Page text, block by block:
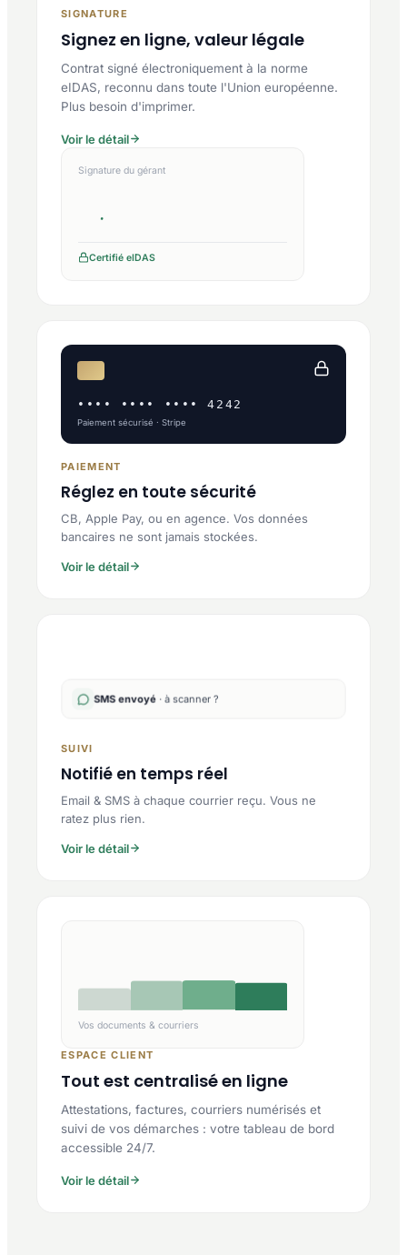
SIGNATURE
Signez en ligne, valeur légale
Contrat signé électroniquement à la norme
eIDAS, reconnu dans toute l'Union européenne.
Plus besoin d'imprimer.
Voir le détail
Signature du gérant
Certifié eIDAS
•••• •••• •••• 4242
Paiement sécurisé · Stripe
PAIEMENT
Réglez en toute sécurité
CB, Apple Pay, ou en agence. Vos données
bancaires ne sont jamais stockées.
Voir le détail
SMS envoyé · à scanner ?
SUIVI
Notifié en temps réel
Email & SMS à chaque courrier reçu. Vous ne
ratez plus rien.
Voir le détail
Vos documents & courriers
ESPACE CLIENT
Tout est centralisé en ligne
Attestations, factures, courriers numérisés et
suivi de vos démarches : votre tableau de bord
accessible 24/7.
Voir le détail